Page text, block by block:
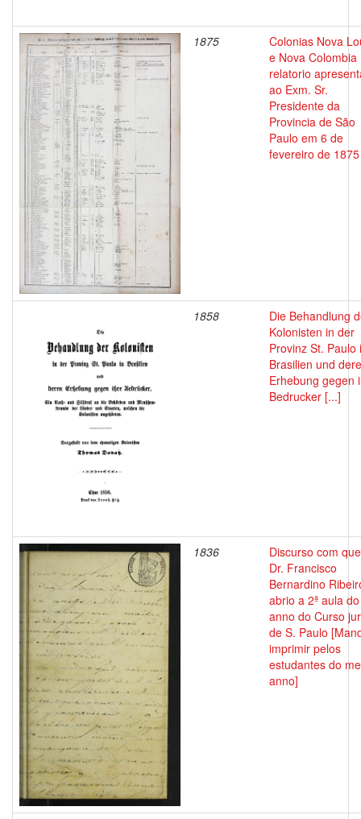
1875
Colonias Nova
e Nova Colombia
relatorio
ao Exm. Sr.
Presidente da
Provincia de São
Paulo em 6 de
fevereiro de 1875
1858
Die Behandlung
Kolonisten in der
Provinz St. Paulo
Brasilien und
Erhebung gegen
Bedrucker [...]
1836
Discurso com
Dr. Francisco
Bernardino
abrio a 2ª aula do
anno do Curso
de S. Paulo
imprimir pelos
estudantes do
anno]